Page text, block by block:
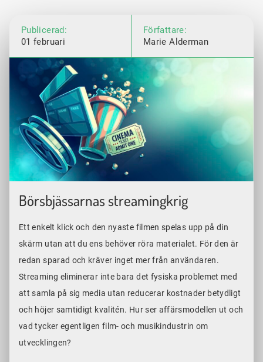
Publicerad:
01 februari
Författare:
Marie Alderman
Börsbjässarnas streamingkrig
Ett enkelt klick och den nyaste filmen spelas upp på din
skärm utan att du ens behöver röra materialet. För den är
redan sparad och kräver inget mer från användaren.
Streaming eliminerar inte bara det fysiska problemet med
att samla på sig media utan reducerar kostnader betydligt
och höjer samtidigt kvalitén. Hur ser affärsmodellen ut och
vad tycker egentligen film- och musikindustrin om
utvecklingen?